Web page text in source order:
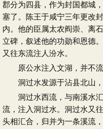
郡分为四县，作为封国都城
塞了。陈王于咸宁三年更改
内。他的臣属太农阎崇、离
立碑，叙述他的功勋和恩德
又往东流注人汾水。
原公水注入文湖，并不流
洞过水发源于沾县北山，
洞过水西流，与南溪水汇
流，注入洞过水。洞过水又
头相汇合，归并为一条溪流